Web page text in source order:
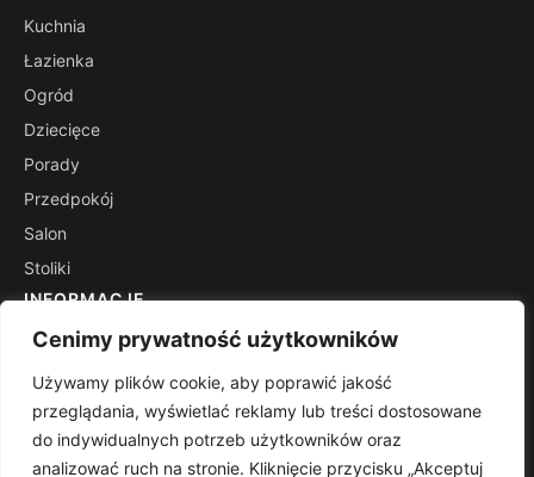
Cenimy prywatność użytkowników
Używamy plików cookie, aby poprawić jakość
przeglądania, wyświetlać reklamy lub treści dostosowane
do indywidualnych potrzeb użytkowników oraz
analizować ruch na stronie. Kliknięcie przycisku „Akceptuj
Kuchnia
Łazienka
Ogród
Dziecięce
Porady
Przedpokój
Salon
Stoliki
INFORMACJE
Kontakt
Polityka prywatności
RSS